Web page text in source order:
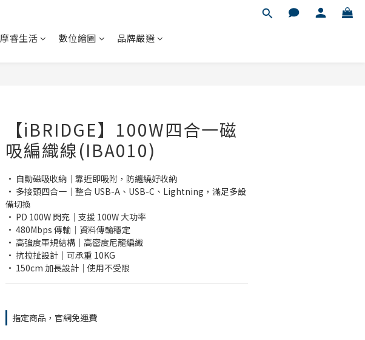
摩睿生活 數位繪圖 品牌嚴選
【iBRIDGE】100W四合一磁
吸編織線(IBA010)
• 自動磁吸收納｜靠近即吸附，防纏繞好收納
• 多接頭四合一｜整合 USB-A、USB-C、Lightning，滿足多設
備切換
• PD 100W 閃充｜支援 100W 大功率
• 480Mbps 傳輸｜資料傳輸穩定
• 高強度軍規結構｜高密度尼龍編織
• 抗拉扯設計｜可承重 10KG
• 150cm 加長設計｜使用不受限
指定商品，官網免運費